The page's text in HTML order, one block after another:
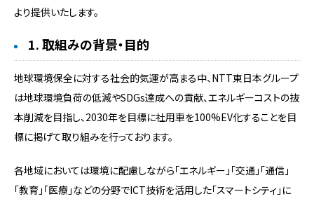
より提供いたします。
1. 取組みの背景・目的
地球環境保全に対する社会的気運が高まる中、NTT東日本グループ
は地球環境負荷の低減やSDGs達成への貢献、エネルギーコストの抜
本削減を目指し、2030年を目標に社用車を100%EV化することを目
標に掲げて取り組みを行っております。
各地域においては環境に配慮しながら「エネルギー」「交通」「通信」
「教育」「医療」などの分野でICT技術を活用した「スマートシティ」に